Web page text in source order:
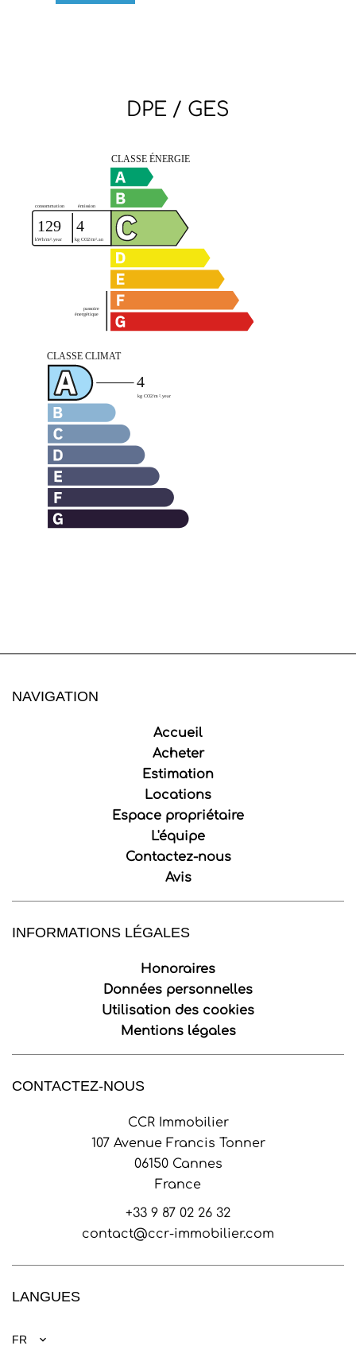
DPE / GES
NAVIGATION
Accueil
Acheter
Estimation
Locations
Espace propriétaire
L'équipe
Contactez-nous
Avis
INFORMATIONS LÉGALES
Honoraires
Données personnelles
Utilisation des cookies
Mentions légales
CONTACTEZ-NOUS
CCR Immobilier
107 Avenue Francis Tonner
06150Cannes
France
+33 9 87 02 26 32
contact@ccr-immobilier.com
LANGUES
FR